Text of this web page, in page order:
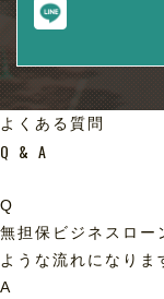
よくある質問
Q & A
Q
無担保ビジネスロー
ような流れになりま
A